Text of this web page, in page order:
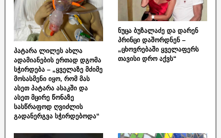
პატარა ლილეს ახლა
ადამიანების ერთად დგომა
სჭირდება – „ყველაზე მძიმე
მოსასმენი იყო, რომ მას
ასეთ პატარა ასაკში და
ასეთ მცირე წონაზე
სასწრაფოდ ღვიძლის
გადანერგვა სჭირდებოდა“
ნუცა ბუზალაძე და დარენ
პრინცი დაშორდნენ –
„ცხოვრებაში ყველაფერს
თავისი დრო აქვს“